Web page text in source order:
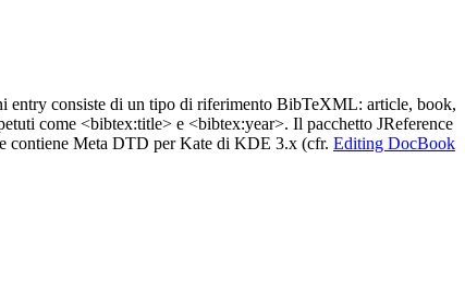
entry consiste di un tipo di riferimento BibTeXML: article, book,
come <bibtex:title> e <bibtex:year>. Il pacchetto JReference
contiene Meta DTD per Kate di KDE 3.x (cfr. Editing DocBook